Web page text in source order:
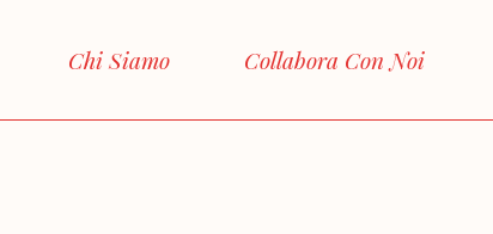
Chi Siamo Collabora Con Noi